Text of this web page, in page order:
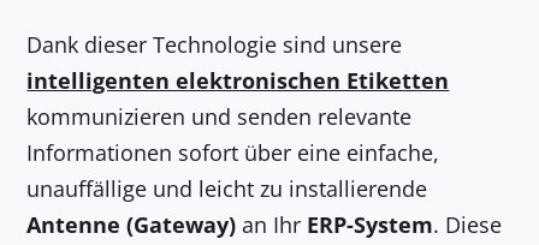
Dank dieser Technologie sind unsere
intelligenten elektronischen Etiketten
kommunizieren und senden relevante
Informationen sofort über eine einfache,
unauffällige und leicht zu installierende
Antenne (Gateway) an Ihr ERP-System. Diese